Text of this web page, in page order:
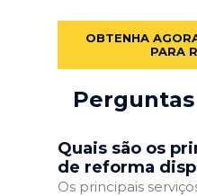
OBTENHA
PARA
Quais são os
de reforma
Os principais